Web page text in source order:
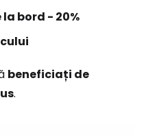
bord - 20%
beneficiați de
.